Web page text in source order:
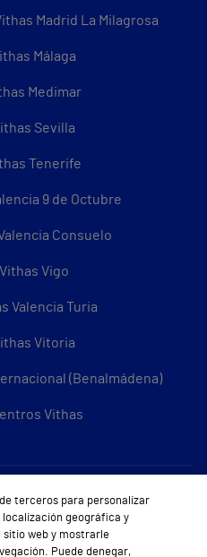
Madrid La Milagrosa
Málaga
Medimar
Sevilla
Tenerife
9 de Octubre
Consuelo
Vigo
Valencia Turia
Vitoria
(Benalmádena)
Vithas
Vithas
somos
terceros para personalizar
localización geográfica y
sitio web y mostrarle
Puede denegar,